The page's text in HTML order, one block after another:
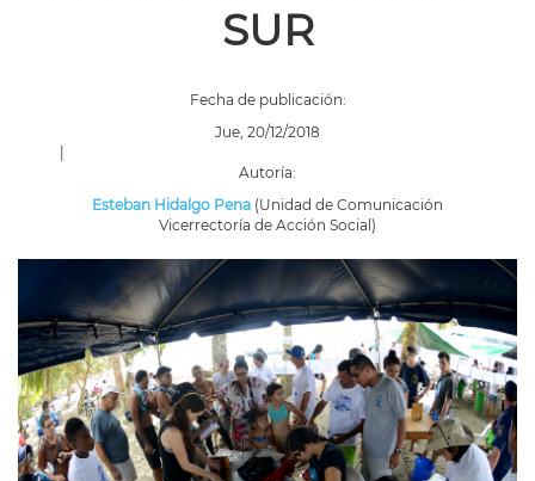
SUR
Fecha de publicación:
Jue, 20/12/2018
|
Autoría:
Esteban Hidalgo Pena (Unidad de Comunicación
Vicerrectoría de Acción Social)